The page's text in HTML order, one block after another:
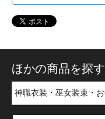
ほかの商品を探す